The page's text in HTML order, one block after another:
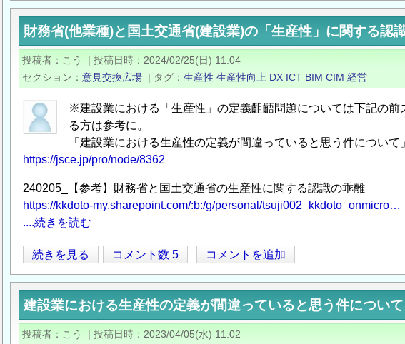
い
て
の
建
設
業
お
け
る
産
の
定
義
問
題
に
つ
い
て
財務省(他業種)と国土交通省(建設業)の「生産性」に関する認
投稿者 こう | 投稿日時
2024/02/25(日) 11:04
セクション
意見交換広場 | タグ 生産性 生産性向上 DX ICT BIM CIM 経営
※建設業における「生産性」の定義齟齬問題については下記の
る方は参考に。
「建設業における生産性の定義が間違っていると思う件について」
https://jsce.jp/pro/node/8362
240205_【参考】財務省と国土交通省の生産性に関する認識の乖離
https://kkdoto-my.sharepoint.com/:b:/g/personal/tsuji002_kkdoto_onmicro…
....続きを読む
財
務
省
(他
業
続きを見る コメント数 5 コメントを追加
建設業における生産性の定義が間違っていると思う件について
投稿者 こう | 投稿日時
2023/04/05(水) 11:02